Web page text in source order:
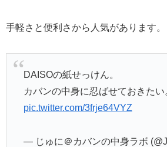
手軽さと便利さから人気があります。
DAISOの紙せっけん。
カバンの中身に忍ばせておきたい
pic.twitter.com/3frje64VYZ
— じゅに＠カバンの中身ラボ